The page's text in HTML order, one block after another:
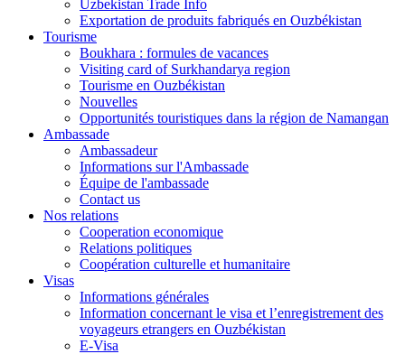
Uzbekistan Trade Info
Exportation de produits fabriqués en Ouzbékistan
Tourisme
Boukhara : formules de vacances
Visiting card of Surkhandarya region
Tourisme en Ouzbékistan
Nouvelles
Opportunités touristiques dans la région de Namangan
Ambassade
Ambassadeur
Informations sur l'Ambassade
Équipe de l'ambassade
Contact us
Nos relations
Cooperation economique
Relations politiques
Coopération culturelle et humanitaire
Visas
Informations générales
Information concernant le visa et l’enregistrement des
voyageurs etrangers en Ouzbékistan
E-Visa